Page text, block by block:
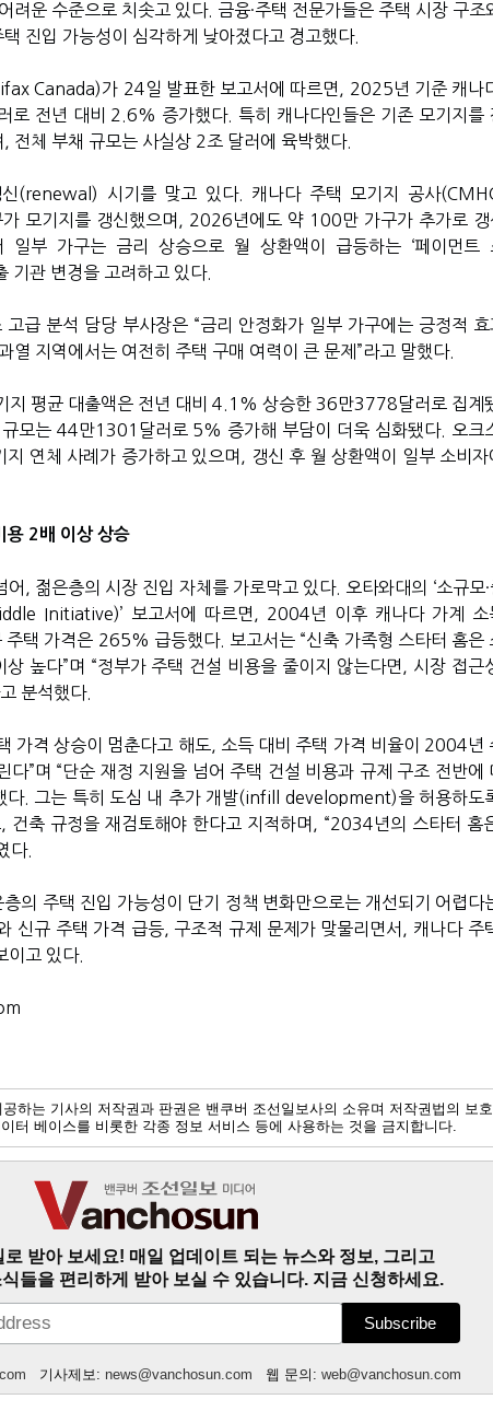
려운 수준으로 치솟고 있다. 금융·주택 전문가들은 주택 시장 구조
진입 가능성이 심각하게 낮아졌다고 경고했다.
Canada)가 24일 발표한 보고서에 따르면, 2025년 기준 캐나
로 전년 대비 2.6% 증가했다. 특히 캐나다인들은 기존 모기지를
전체 부채 규모는 사실상 2조 달러에 육박했다.
(renewal) 시기를 맞고 있다. 캐나다 주택 모기지 공사
모기지를 갱신했으며, 2026년에도 약 100만 가구가 추가로 갱
일부 가구는 금리 상승으로 월 상환액이 급등하는 ‘페이먼트
기관 변경을 고려하고 있다.
급 분석 담당 부사장은 “금리 안정화가 일부 가구에는 긍정적 효
열 지역에서는 여전히 주택 구매 여력이 큰 문제”라고 말했다.
지 평균 대출액은 전년 대비 4.1% 상승한 36만3778달러로 집계
모는 44만1301달러로 5% 증가해 부담이 더욱 심화됐다. 오크
지 연체 사례가 증가하고 있으며, 갱신 후 월 상환액이 일부 소비자
2배 이상 상승
, 젊은층의 시장 진입 자체를 가로막고 있다. 오타와대의 ‘소규모·
Initiative)’ 보고서에 따르면, 2004년 이후 캐나다 가계 소
택 가격은 265% 급등했다. 보고서는 “신축 가족형 스타터 홈은
높다”며 “정부가 주택 건설 비용을 줄이지 않는다면, 시장 접근
분석했다.
가격 상승이 멈춘다고 해도, 소득 대비 주택 가격 비율이 2004년
다”며 “단순 재정 지원을 넘어 주택 건설 비용과 규제 구조 전반에
다. 그는 특히 도심 내 추가 개발(infill development)을 허용하도
건축 규정을 재검토해야 한다고 지적하며, “2034년의 스타터 홈
다.
의 주택 진입 가능성이 단기 정책 변화만으로는 개선되기 어렵다
신규 주택 가격 급등, 구조적 규제 문제가 맞물리면서, 캐나다 주
이고 있다.
하는 기사의 저작권과 판권은 밴쿠버 조선일보사의 소유며 저작권법의 보
터 베이스를 비롯한 각종 정보 서비스 등에 사용하는 것을 금지합니다.
받아 보세요! 매일 업데이트 되는 뉴스와 정보, 그리고
들을 편리하게 받아 보실 수 있습니다. 지금 신청하세요.
기사제보: news@vanchosun.com 웹 문의: web@vanchosun.com